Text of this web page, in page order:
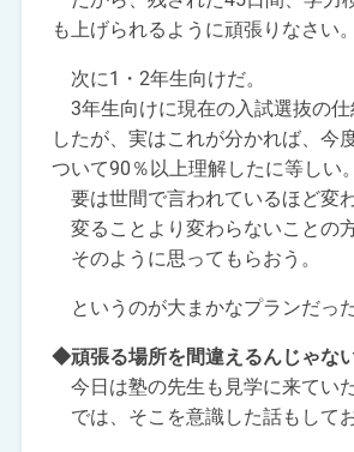
も上げられるように頑張りなさい。
次に1・2年生向けだ。
3年生向けに現在の入試選抜の
したが、実はこれが分かれば、今
ついて90％以上理解したに等しい。
要は世間で言われているほど変わ
変ることより変わらないことの
そのように思ってもらおう。
というのが大まかなプランだった
◆頑張る場所を間違えるんじゃな
今日は塾の先生も見学に来ていた
では、そこを意識した話もしてお